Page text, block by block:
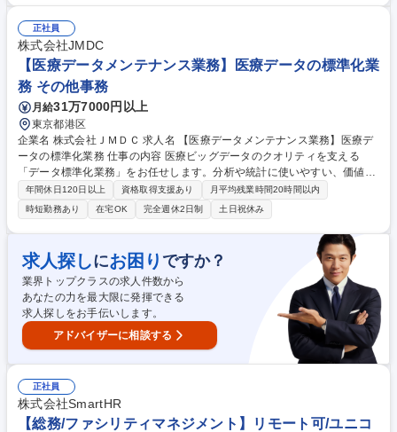
プロダクトの価値を伝えるコンテンツやイベントの企画・実行■ブログ記
事、SNS、メール、アプリ内配信、動画コンテンツなどの企画・制作・編
集 ■施策の効果を分析し、KPIに基づいた改善施策の実施 募集職種 【コミ
ュニケーションプランナー(マネージャー候補)】月間2,300万人のユーザー
正社員
株式会社JMDC
【医療データメンテナンス業務】医療データの標準化業
務 その他事務
月給31万7000円以上
東京都港区
企業名 株式会社ＪＭＤＣ 求人名 【医療データメンテナンス業務】医療デ
ータの標準化業務 仕事の内容 医療ビッグデータのクオリティを支える
「データ標準化業務」をお任せします。分析や統計に使いやすい、価値の
高いデータを作り上げるやりがいの大きなポジションです。 業務に慣れた
後は、自部門で使用するシステムのユーザーとして、開発の要件定義や改
善活動、診断書標準化業務におけるマスタメンテナンス業務など標準化以
外の業務もご担当いただきます。 当該業務が未経験の方でも一通りの業務
を習得いただけるように、 入社後は研修カリキュラムに沿ってOJTを実施
していますのでご安心ください。 募集職種 【医療データメンテナンス業
務】医療データの標準化業務
年間休日120日以上 資格取得支援あり
月平均残業時間20時間以内
時短勤務あり
在宅OK 完全週休2日制 土日祝休み
求人探しにお困り ですか？
業界トップクラスの求人件数から
あなたの力を最大限に発揮できる
求人探しをお手伝いします。
アドバイザーに相談する
正社員
株式会社SmartHR
【総務/ファシリティマネジメント】リモート可/ユニコ